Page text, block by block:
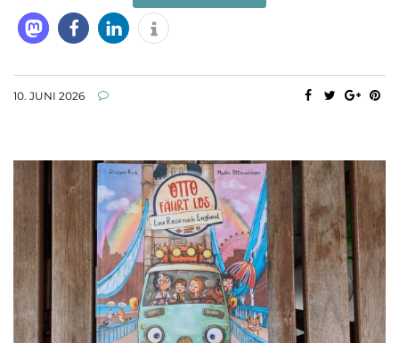
10. JUNI 2026